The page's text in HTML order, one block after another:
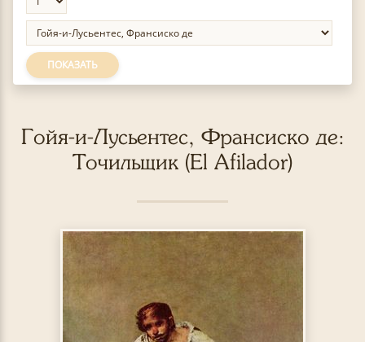
ПОКАЗАТЬ
Гойя-и-Лусьентес, Франсиско де:
Точильщик (El Afilador)